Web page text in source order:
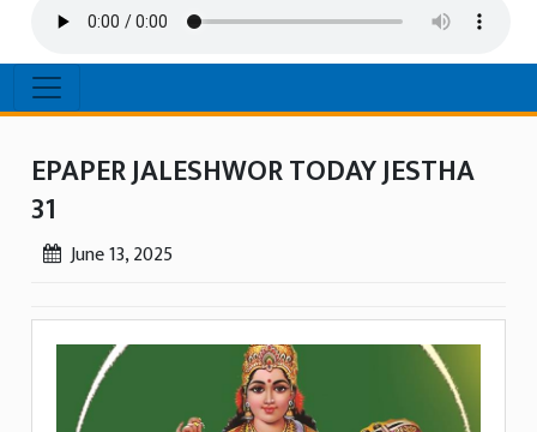
EPAPER JALESHWOR TODAY JESTHA
31
June 13, 2025